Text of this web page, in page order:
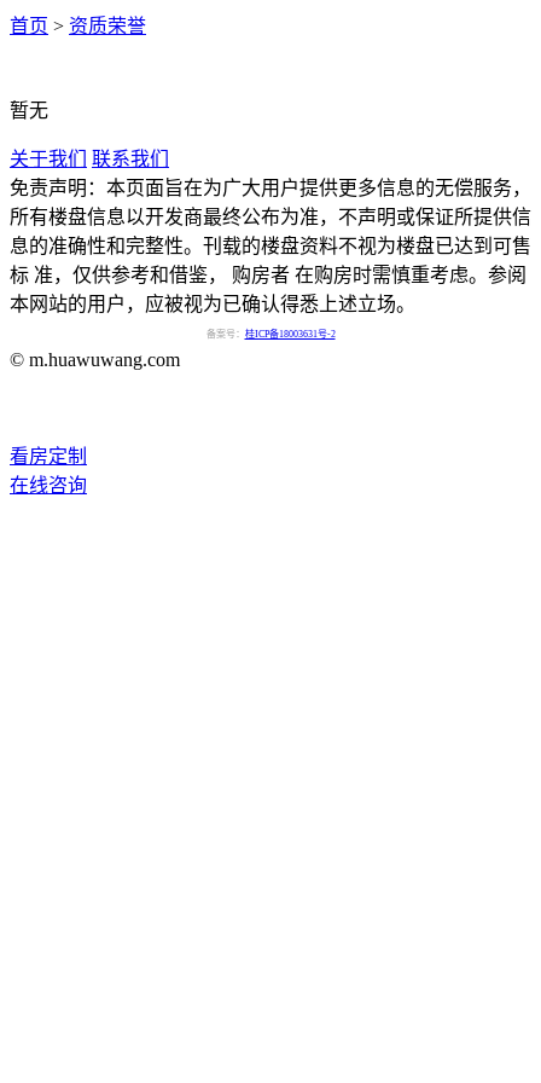
首页 > 资质荣誉
暂无
关于我们
联系我们
免责声明：本页面旨在为广大用户提供更多信息的无偿服务，
所有楼盘信息以开发商最终公布为准，不声明或保证所提供信
息的准确性和完整性。刊载的楼盘资料不视为楼盘已达到可售
标 准，仅供参考和借鉴， 购房者 在购房时需慎重考虑。参阅
本网站的用户，应被视为已确认得悉上述立场。
备案号： 桂ICP备18003631号-2
© m.huawuwang.com
看房定制
在线咨询